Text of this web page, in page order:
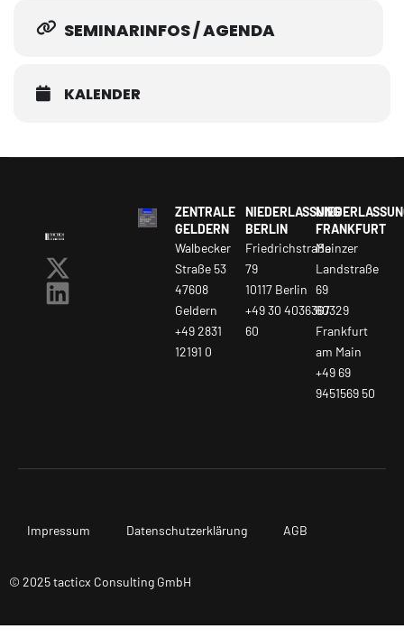
SEMINARINFOS / AGENDA
KALENDER
ZENTRALE
GELDERN
Walbecker
Straße 53
47608
Geldern
+49 2831
12191 0
NIEDERLASSUNG
BERLIN
Friedrichstraße
79
10117 Berlin
+49 30 4036367
60
FRANKFURT
Mainzer
Landstraße
69
60329
Frankfurt
am Main
+49 69
9451569 50
Impressum Datenschutzerklärung AGB
© 2025 tacticx Consulting GmbH